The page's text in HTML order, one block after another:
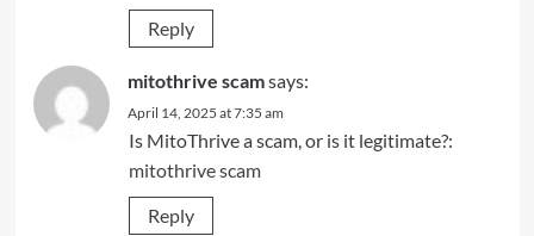
Reply
mitothrive scamsays:
April 14, 2025 at 7:35 am
Is MitoThrive a scam, or is it legitimate?:
mitothrive scam
Reply